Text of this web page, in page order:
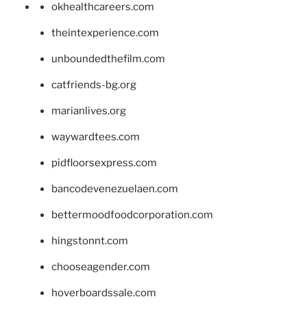
okhealthcareers.com
theintexperience.com
unboundedthefilm.com
catfriends-bg.org
marianlives.org
waywardtees.com
pidfloorsexpress.com
bancodevenezuelaen.com
bettermoodfoodcorporation.com
hingstonnt.com
chooseagender.com
hoverboardssale.com